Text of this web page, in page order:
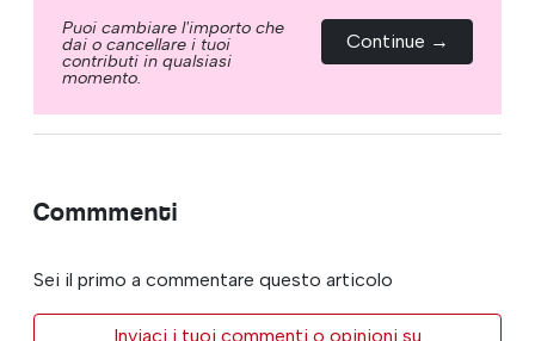
Puoi cambiare l'importo che
dai o cancellare i tuoi
contributi in qualsiasi
momento.
Continue →
Commmenti
Sei il primo a commentare questo articolo
Inviaci i tuoi commenti o opinioni su